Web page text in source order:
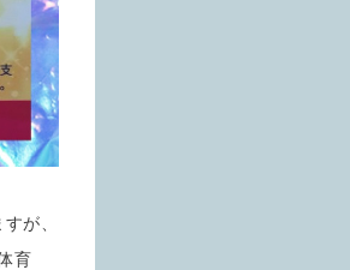
が、
育